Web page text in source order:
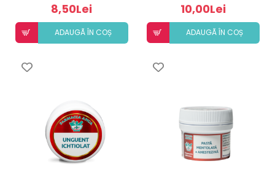
8,50Lei
ADAUGÃ ÎN COȘ
10,00Lei
ADAUGÃ ÎN COȘ